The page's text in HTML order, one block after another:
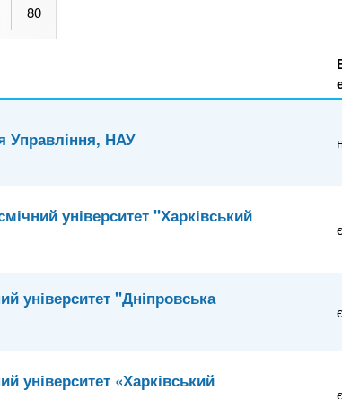
80
Управління, НАУ
університет "Харківський
є
університет "Дніпровська
є
університет «Харківський
є